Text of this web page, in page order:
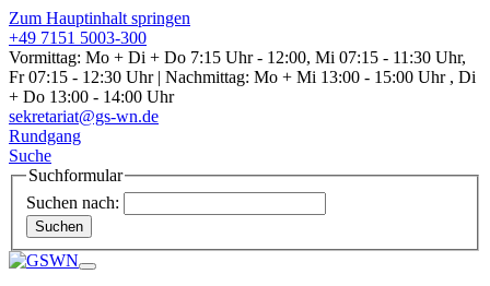
Zum Hauptinhalt springen
+49 7151 5003-300
Vormittag: Mo + Di + Do 7:15 Uhr - 12:00, Mi 07:15 - 11:30 Uhr,
Fr 07:15 - 12:30 Uhr | Nachmittag: Mo + Mi 13:00 - 15:00 Uhr , Di
+ Do 13:00 - 14:00 Uhr
sekretariat@gs-wn.de
Rundgang
Suche
Suchformular
Suchen nach:
Suchen